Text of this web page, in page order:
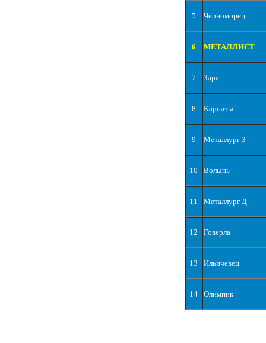
5 Черноморец
6 МЕТАЛЛИСТ
7 Заря
8 Карпаты
9 Металлург З
10 Волынь
11 Металлург Д
12 Говерла
13 Ильичевец
14 Олимпик